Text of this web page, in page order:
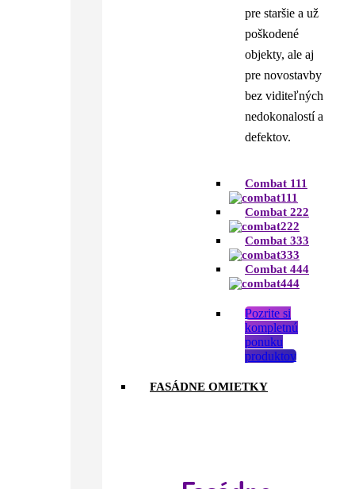
pre staršie a už
poškodené
objekty, ale aj
pre novostavby
bez viditeľných
nedokonalostí a
defektov.
Combat 111
Combat 222
Combat 333
Combat 444
Pozrite si
kompletnú
ponuku
produktov
FASÁDNE OMIETKY